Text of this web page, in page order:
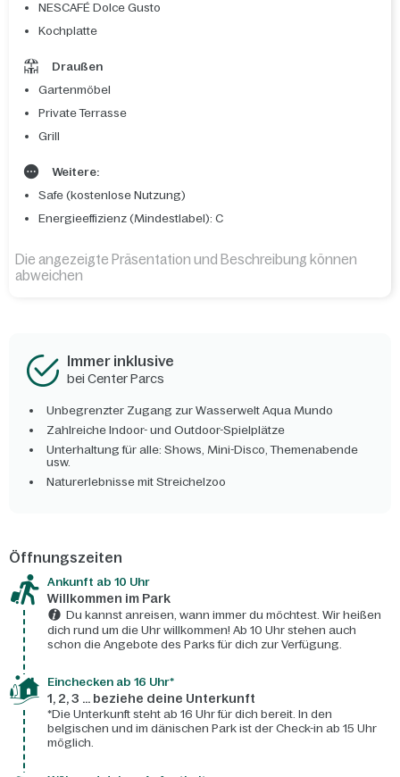
NESCAFÉ Dolce Gusto
Kochplatte
Draußen
Gartenmöbel
Private Terrasse
Grill
Weitere:
Safe (kostenlose Nutzung)
Energieeffizienz (Mindestlabel): C
Die angezeigte Präsentation und Beschreibung können
abweichen
Immer inklusive
bei Center Parcs
Unbegrenzter Zugang zur Wasserwelt Aqua Mundo
Zahlreiche Indoor- und Outdoor-Spielplätze
Unterhaltung für alle: Shows, Mini-Disco, Themenabende
usw.
Naturerlebnisse mit Streichelzoo
Öffnungszeiten
Ankunft ab 10 Uhr
Willkommen im Park
Du kannst anreisen, wann immer du möchtest. Wir heißen
dich rund um die Uhr willkommen! Ab 10 Uhr stehen auch
schon die Angebote des Parks für dich zur Verfügung.
Einchecken ab 16 Uhr*
1, 2, 3 ... beziehe deine Unterkunft
*Die Unterkunft steht ab 16 Uhr für dich bereit. In den
belgischen und im dänischen Park ist der Check-in ab 15 Uhr
möglich.